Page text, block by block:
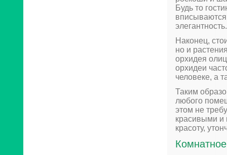
Будь то
вписываются
элегантность.
Наконец,
но и
орхидея
орхидеи
человеке, а
Таким
любого
этом не
красивыми и
красоту,